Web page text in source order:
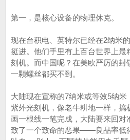
第一，是核心设备的物理休克。
现在台积电、英特尔已经在2纳米
挺进。他们手里有上百台世界上
刻机。而中国呢？在美欧严厉的封
一颗螺丝都买不到。
大陆现在宣称的7纳米或等效5纳
紫外光刻机，像老牛耕地一样，搞
画一根线一笔完成，大陆要来回对
致了一个致命的恶果——良品率低